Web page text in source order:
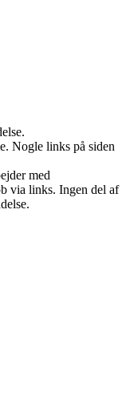
Nogle links på siden
med
via links. Ingen del af